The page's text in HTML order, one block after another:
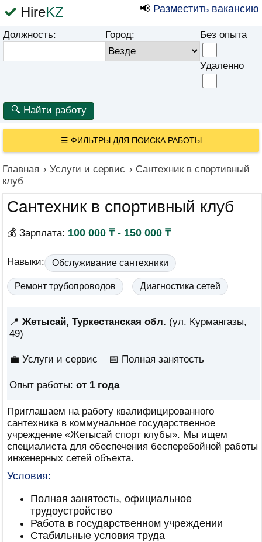
HireKZ 📢 Разместить вакансию
Должность: Город: Без опыта
Удаленно
☰ ФИЛЬТРЫ ДЛЯ ПОИСКА РАБОТЫ
Главная › Услуги и сервис › Сантехник в спортивный
клуб
Сантехник в спортивный клуб
💰 Зарплата: 100 000 ₸ - 150 000 ₸
Навыки: Обслуживание сантехники
Ремонт трубопроводов Диагностика сетей
📍 Жетысай, Туркестанская обл. (ул. Курмангазы,
49)
💼 Услуги и сервис 📅 Полная занятость
Опыт работы: от 1 года
Приглашаем на работу квалифицированного
сантехника в коммунальное государственное
учреждение «Жетысай спорт клубы». Мы ищем
специалиста для обеспечения бесперебойной работы
инженерных сетей объекта.
Условия:
Полная занятость, официальное
трудоустройство
Работа в государственном учреждении
Стабильные условия труда